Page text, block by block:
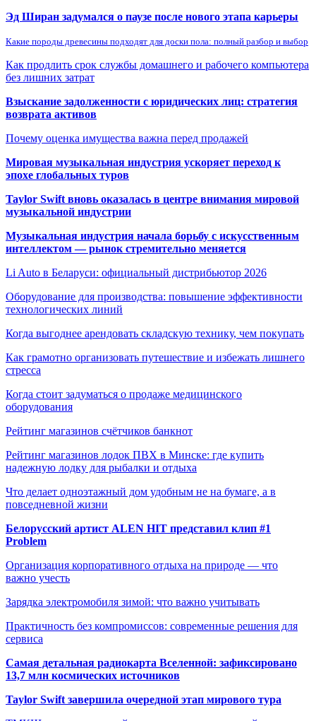
Эд Ширан задумался о паузе после нового этапа карьеры
Какие породы древесины подходят для доски пола: полный разбор и выбор
Как продлить срок службы домашнего и рабочего компьютера
без лишних затрат
Взыскание задолженности с юридических лиц: стратегия
возврата активов
Почему оценка имущества важна перед продажей
Мировая музыкальная индустрия ускоряет переход к
эпохе глобальных туров
Taylor Swift вновь оказалась в центре внимания мировой
музыкальной индустрии
Музыкальная индустрия начала борьбу с искусственным
интеллектом — рынок стремительно меняется
Li Auto в Беларуси: официальный дистрибьютор 2026
Оборудование для производства: повышение эффективности
технологических линий
Когда выгоднее арендовать складскую технику, чем покупать
Как грамотно организовать путешествие и избежать лишнего
стресса
Когда стоит задуматься о продаже медицинского
оборудования
Рейтинг магазинов счётчиков банкнот
Рейтинг магазинов лодок ПВХ в Минске: где купить
надежную лодку для рыбалки и отдыха
Что делает одноэтажный дом удобным не на бумаге, а в
повседневной жизни
Белорусский артист ALEN HIT представил клип #1
Problem
Организация корпоративного отдыха на природе — что
важно учесть
Зарядка электромобиля зимой: что важно учитывать
Практичность без компромиссов: современные решения для
сервиса
Самая детальная радиокарта Вселенной: зафиксировано
13,7 млн космических источников
Taylor Swift завершила очередной этап мирового тура